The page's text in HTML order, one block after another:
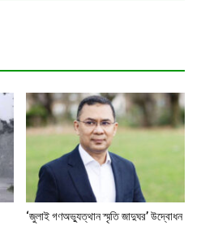
‘জুলাই গণঅভ্যুত্থান স্মৃতি জাদুঘর’ উদ্বোধন